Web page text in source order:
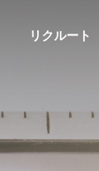
リクルート